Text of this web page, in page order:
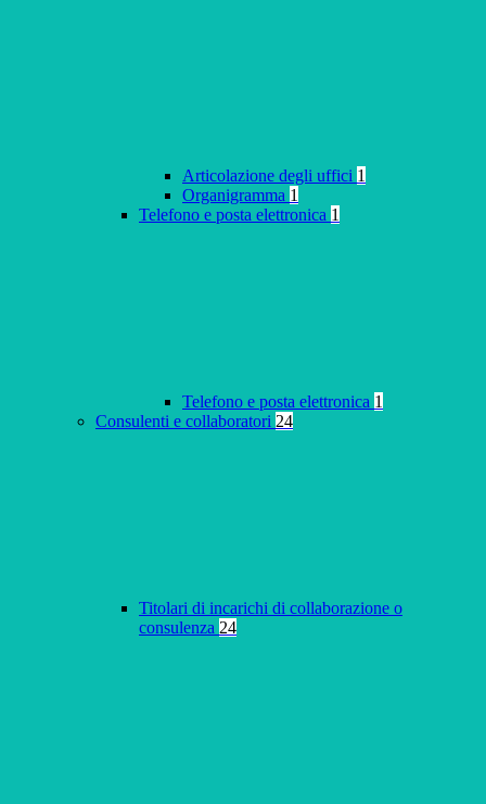
Articolazione degli uffici 1
Organigramma 1
Telefono e posta elettronica 1
Telefono e posta elettronica 1
Consulenti e collaboratori 24
Titolari di incarichi di collaborazione o
consulenza 24